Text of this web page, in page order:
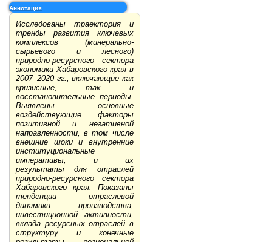
Аннотация
Исследованы траектория и
тренды развития ключевых
комплексов (минерально-
сырьевого и лесного)
природно-ресурсного сектора
экономики Хабаровского края в
2007–2020 гг., включающие как
кризисные, так и
восстановительные периоды.
Выявлены основные
воздействующие факторы
позитивной и негативной
направленности, в том числе
внешние шоки и внутренние
институциональные
императивы, и их
результаты для отраслей
природно-ресурсного сектора
Хабаровского края. Показаны
тенденции отраслевой
динамики производства,
инвестиционной активности,
вклада ресурсных отраслей в
структуру и конечные